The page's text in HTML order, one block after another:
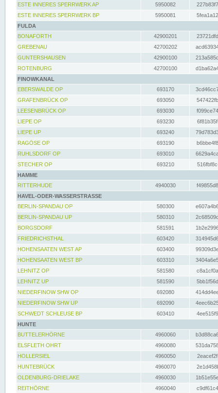
ESTE INNERES SPERRWERK AP
5950082
ESTE INNERES SPERRWERK BP
5950081
FULDA
BONAFORTH
42900201
GREBENAU
42700202
GUNTERSHAUSEN
42900100
ROTENBURG
42700100
FINOWKANAL
EBERSWALDE OP
693170
GRAFENBRÜCK OP
693050
LEESENBRÜCK OP
693030
LIEPE OP
693230
LIEPE UP
693240
RAGÖSE OP
693190
RUHLSDORF OP
693010
STECHER OP
693210
HAMME
RITTERHUDE
4940030
HAVEL-ODER-WASSERSTRASSE
BERLIN-SPANDAU OP
580300
BERLIN-SPANDAU UP
580310
BORGSDORF
581591
FRIEDRICHSTHAL
603420
HOHENSAATEN WEST AP
603400
HOHENSAATEN WEST BP
603310
LEHNITZ OP
581580
LEHNITZ UP
581590
NIEDERFINOW SHW OP
692080
NIEDERFINOW SHW UP
692090
SCHWEDT SCHLEUSE BP
603410
HUNTE
BUTTELERHÖRNE
4960060
ELSFLETH OHRT
4960080
HOLLERSIEL
4960050
HUNTEBRÜCK
4960070
OLDENBURG-DRIELAKE
4960030
REITHÖRNE
4960040